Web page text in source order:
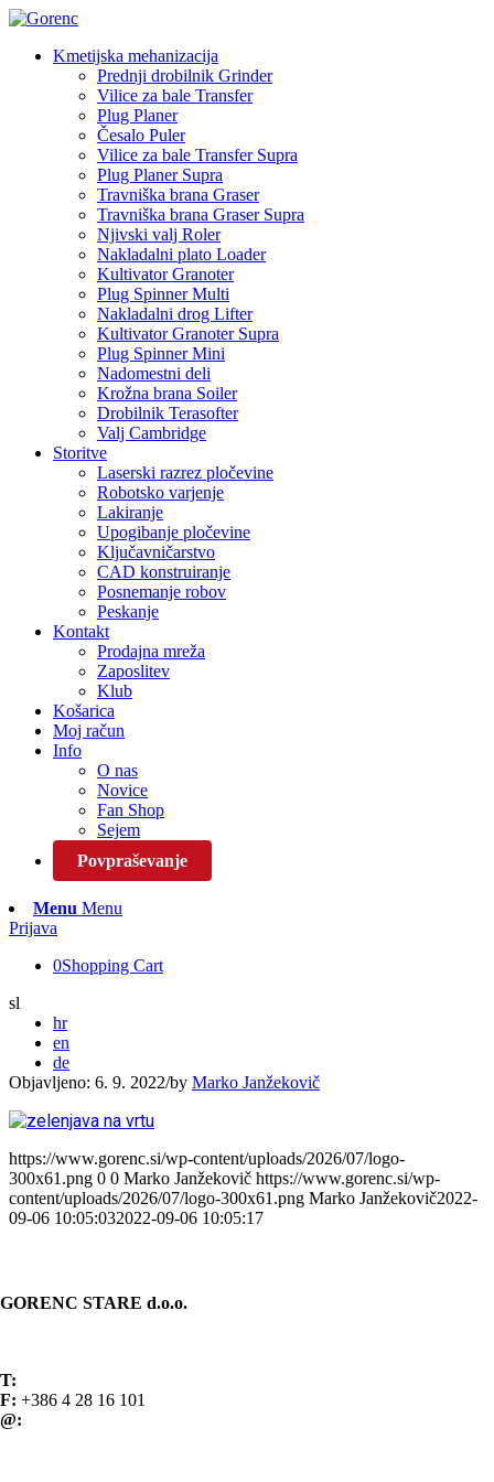
Kmetijska mehanizacija
Prednji drobilnik Grinder
Vilice za bale Transfer
Plug Planer
Česalo Puler
Vilice za bale Transfer Supra
Plug Planer Supra
Travniška brana Graser
Travniška brana Graser Supra
Njivski valj Roler
Nakladalni plato Loader
Kultivator Granoter
Plug Spinner Multi
Nakladalni drog Lifter
Kultivator Granoter Supra
Plug Spinner Mini
Nadomestni deli
Krožna brana Soiler
Drobilnik Terasofter
Valj Cambridge
Storitve
Laserski razrez pločevine
Robotsko varjenje
Lakiranje
Upogibanje pločevine
Ključavničarstvo
CAD konstruiranje
Posnemanje robov
Peskanje
Kontakt
Prodajna mreža
Zaposlitev
Klub
Košarica
Moj račun
Info
O nas
Novice
Fan Shop
Sejem
Povpraševanje
Menu Menu
Prijava
0Shopping Cart
sl
hr
en
de
Objavljeno: 6. 9. 2022/by Marko Janžekovič
https://www.gorenc.si/wp-content/uploads/2026/07/logo-
300x61.png 0 0 Marko Janžekovič https://www.gorenc.si/wp-
content/uploads/2026/07/logo-300x61.png Marko Janžekovič2022-
09-06 10:05:032022-09-06 10:05:17
GORENC STARE d.o.o.
T:
F: +386 4 28 16 101
@: